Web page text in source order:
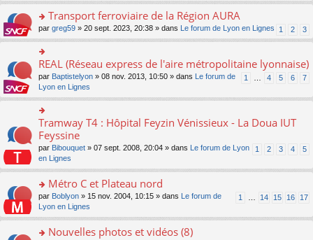
nt
s
ré
c
e
nt
n
lu
pl
s
ré
c
nt
e
n
o
n
lu
pl
ré
e
nt
m
e
s
a
e
n
o
n
lu
le
pl
u
s
ré
c
e
nt
er
le
m
e
s
s
a
e
o
n
lu
le
pl
s
ré
c
e
nt
o
n
s
ult
er
le
m
e
s
a
e
n
lu
le
pl
s
Transport ferroviaire de la Région AURA
1 2 3
par greg59 » 20 sept. 2023, 20:38 » dans Le forum de Lyon en Lignes
o
n
s
le
m
e
s
s
a
e
n
o
n
lu
REAL (Réseau express de l'aire métropolitaine lyonnaise)
1 4 5 6 7
par Baptistelyon » 08 nov. 2013, 10:50 » dans
Le forum de
Lyon en Lignes
o
n
ult
le
m
e
s
s
g
Tramway T4 : Hôpital Feyzin Vénissieux - La Doua IUT
Feyssine
1 2 3 4 5
par Bibouquet » 07 sept. 2008, 20:04 » dans
Le forum de Lyon
en Lignes
o
s
er
Métro C et Plateau nord
1 14 15 16 17
par Boblyon » 15 nov. 2004, 10:15 » dans
Le forum de
Lyon en Lignes
Nouvelles photos et vidéos (8)